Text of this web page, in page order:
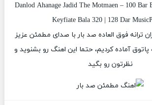
Danlod Ahanage Jadid The Motmaen – 100 Bar
Keyfiate Bala 320 | 128 Dar
ترانه فوق العاده صد بار با صدای مطمئن عزیز
آماده کردیم، حتما این اهنگ رو بشنوید و
نظرتون رو بگید